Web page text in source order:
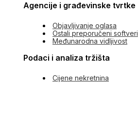
Agencije i građevinske tvrtke
Objavljivanje oglasa
Ostali preporučeni softveri
Međunarodna vidljivost
Podaci i analiza tržišta
Cijene nekretnina